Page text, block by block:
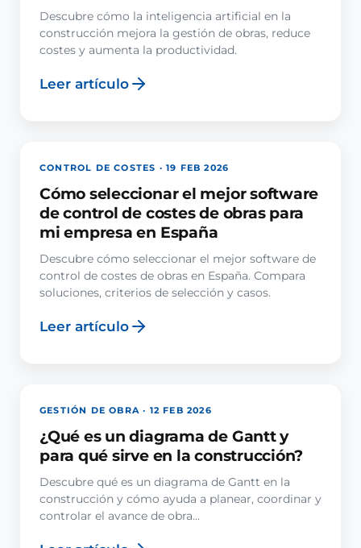
Descubre cómo la inteligencia artificial en la
construcción mejora la gestión de obras, reduce
costes y aumenta la productividad.
Leer artículo
CONTROL DE COSTES · 19 FEB 2026
Cómo seleccionar el mejor software
de control de costes de obras para
mi empresa en España
Descubre cómo seleccionar el mejor software de
control de costes de obras en España. Compara
soluciones, criterios de selección y casos.
Leer artículo
GESTIÓN DE OBRA · 12 FEB 2026
¿Qué es un diagrama de Gantt y
para qué sirve en la construcción?
Descubre qué es un diagrama de Gantt en la
construcción y cómo ayuda a planear, coordinar y
controlar el avance de obra...